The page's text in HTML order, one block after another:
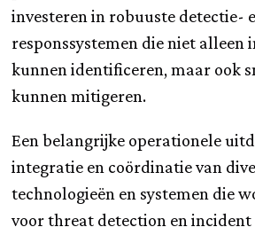
investeren in robuuste detectie-
responssystemen die niet alleen
kunnen identificeren, maar ook
kunnen mitigeren.
Een belangrijke operationele
integratie en coördinatie van
technologieën en systemen die
voor threat detection en incident